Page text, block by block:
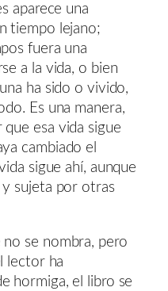
aparece una
tiempo lejano;
fuera una
a la vida, o bien
ha sido o vivido,
Es una manera,
esa vida sigue
cambiado el
sigue ahí, aunque
y sujeta por otras
no se nombra, pero
lector ha
hormiga, el libro se